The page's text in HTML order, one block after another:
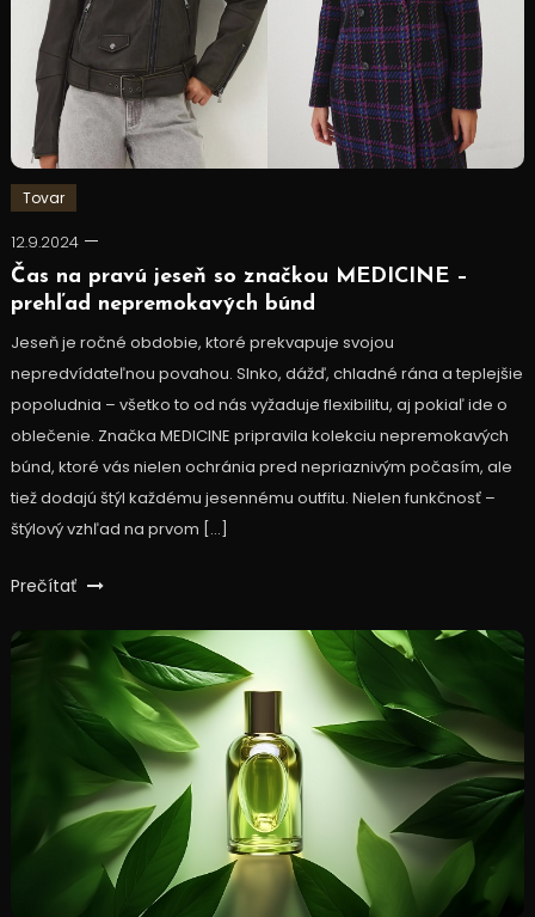
Tovar
12.9.2024
Čas na pravú jeseň so značkou MEDICINE –
prehľad nepremokavých búnd
Jeseň je ročné obdobie, ktoré prekvapuje svojou
nepredvídateľnou povahou. Slnko, dážď, chladné rána a teplejšie
popoludnia – všetko to od nás vyžaduje flexibilitu, aj pokiaľ ide o
oblečenie. Značka MEDICINE pripravila kolekciu nepremokavých
búnd, ktoré vás nielen ochránia pred nepriaznivým počasím, ale
tiež dodajú štýl každému jesennému outfitu. Nielen funkčnosť –
štýlový vzhľad na prvom […]
Prečítať